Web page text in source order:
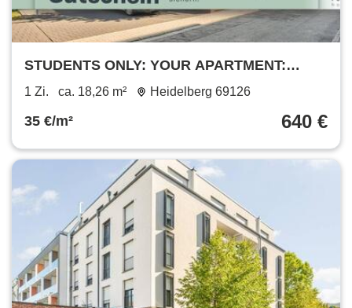
STUDENTS ONLY: YOUR APARTMENT:
Furnished student apartment in Heidelberg
1 Zi. ca. 18,26 m² Heidelberg 69126
35 €/m² 640 €